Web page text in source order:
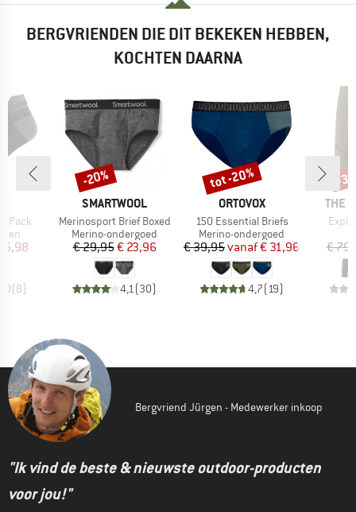
BERGVRIENDEN DIE DIT BEKEKEN HEBBEN,
KOCHTEN DAARNA
Pack
prijs
(8)
MERK
SMARTWOOL
Artikel
Merinosport Brief Boxed
Productgroep
Merino-ondergoed
Prijs
€ 29,95Verlaagde prijs
€ 23,96
4,1(30)
Korting
-20%
MERK
ORTOVOX
Artikel
150 Essential Briefs
Productgroep
Merino-ondergoed
Prijs
€ 39,95 Verlaagde prijs
vanaf€ 31,96
4,7(19)
Korting
tot -20%
MERK
THE
Artikel
€
-
Bergvriend Jürgen - Medewerker inkoop
"Ik vind de beste & nieuwste outdoor-producten
voor jou!"